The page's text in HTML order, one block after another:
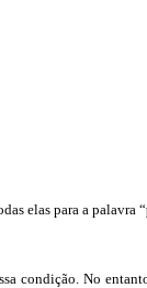
elas para a palavra “
condição. No